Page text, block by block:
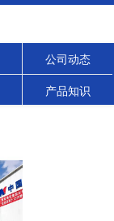
公司动态
产品知识